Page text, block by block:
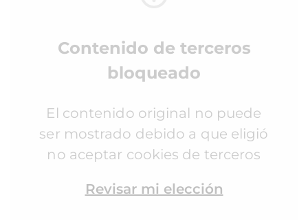
Contenido de terceros
bloqueado
El contenido original no puede
ser mostrado debido a que eligió
no aceptar cookies de terceros
Revisar mi elección